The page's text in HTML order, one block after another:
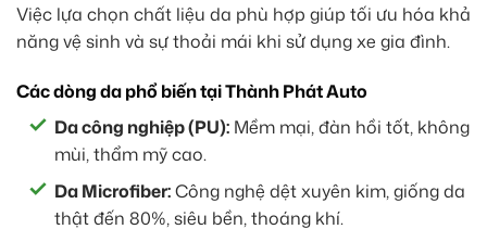
Việc lựa chọn chất liệu da phù hợp giúp tối ưu hóa khả
năng vệ sinh và sự thoải mái khi sử dụng xe gia đình.
Các dòng da phổ biến tại Thành Phát Auto
Da công nghiệp (PU): Mềm mại, đàn hồi tốt, không
mùi, thẩm mỹ cao.
Da Microfiber:Công nghệ dệt xuyên kim, giống da
thật đến 80%, siêu bền, thoáng khí.